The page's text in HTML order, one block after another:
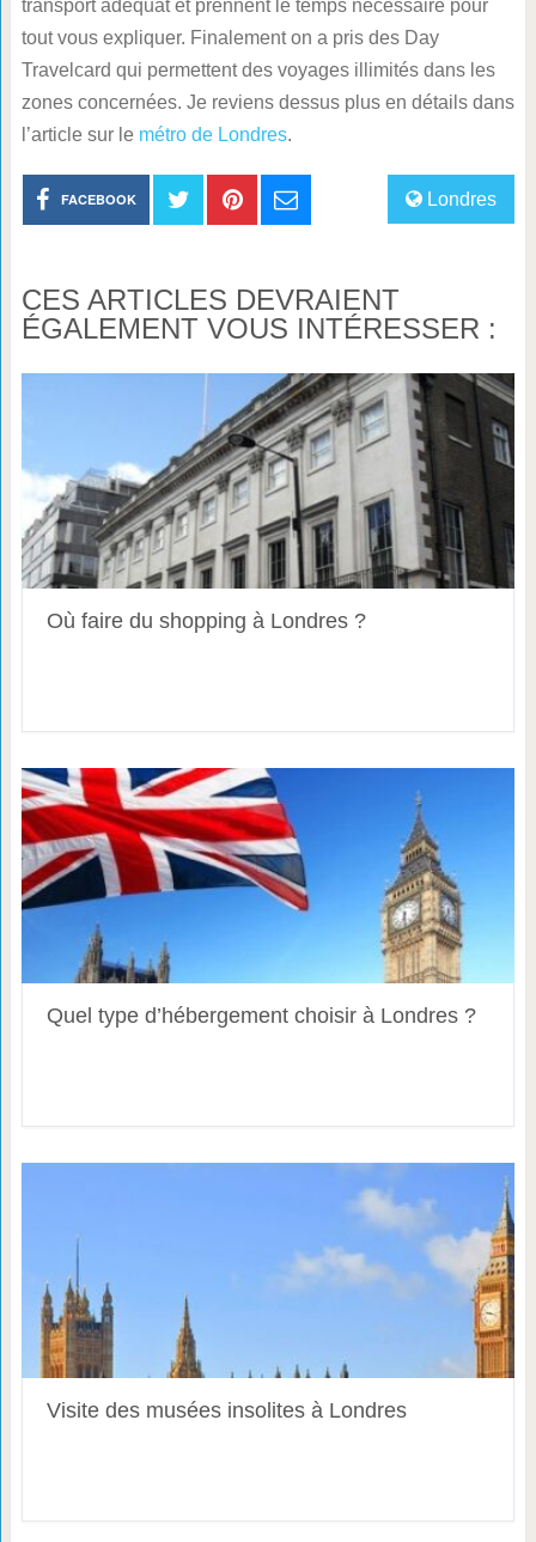
transport adéquat et prennent le temps nécessaire pour
tout vous expliquer. Finalement on a pris des Day
Travelcard qui permettent des voyages illimités dans les
zones concernées. Je reviens dessus plus en détails dans
l’article sur le métro de Londres.
Londres
FACEBOOK
CES ARTICLES DEVRAIENT
ÉGALEMENT VOUS INTÉRESSER :
Où faire du shopping à Londres ?
Quel type d’hébergement choisir à Londres ?
Visite des musées insolites à Londres